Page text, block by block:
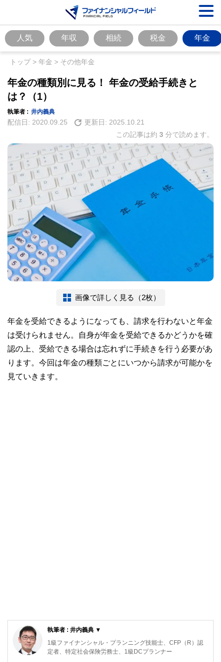
人気 年収 相続 税金 年金
トップ> 年金 > その他年金
年金の種類別に見る！ 年金の受給手続きと
は？（1）
執筆者 : 井内義典
配信日: 2020.09.25 更新日: 2025.10.21
この記事は約 3 分で読めます。
画像で詳しく見る（2枚）
年金を受給できるようになっても、請求を行わないと年金
は受けられません。自身が年金を受給できるかどうかを確
認の上、受給できる場合は忘れずに手続きを行う必要があ
ります。今回は年金の種類ごとにいつから請求が可能かを
見ていきます。
執筆者 : 井内義典 ▼
1級ファイナンシャル・プランニング技能士、CFP（R）認
定者、特定社会保険労務士、1級DCプランナー